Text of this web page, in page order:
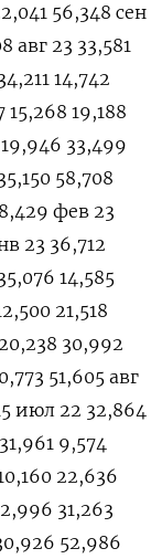
56,348 сен
авг ‍23 33,581
14,742
19,188
33,499
58,708
фев 23
23 36,712
14,585
21,518
30,992
51,605 авг
июл 22 32,864
9,574
22,636
31,263
52,986